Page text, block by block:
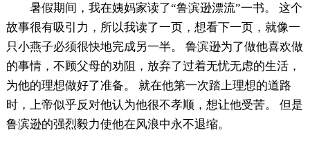
暑假期间，我在姨妈家读了“鲁滨逊漂流”一书。 这个
故事很有吸引力，所以我读了一页，想看下一页，就像一
只小燕子必须很快地完成另一半。 鲁滨逊为了做他喜欢做
的事情，不顾父母的劝阻，放弃了过着无忧无虑的生活，
为他的理想做好了准备。 就在他第一次踏上理想的道路
时，上帝似乎反对他认为他很不孝顺，想让他受苦。 但是
鲁滨逊的强烈毅力使他在风浪中永不退缩。